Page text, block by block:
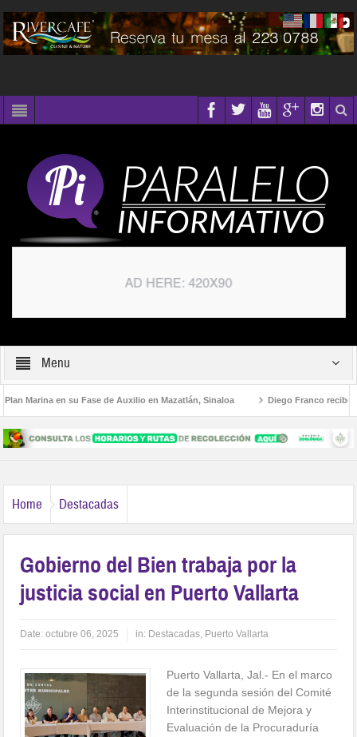
Menu
Marina en su Fase de Auxilio en Mazatlán, Sinaloa Diego Franco recibe
Educativa al Estilo Jalisco Buscan a Violeta y Melissa; viajaron a
Home Destacadas
Gobierno del Bien trabaja por la
justicia social en Puerto Vallarta
Date:octubre 06, 2025 in: Destacadas, Puerto Vallarta
Puerto Vallarta, Jal.- En el marco
de la segunda sesión del Comité
Interinstitucional de Mejora y
Evaluación de la Procuraduría